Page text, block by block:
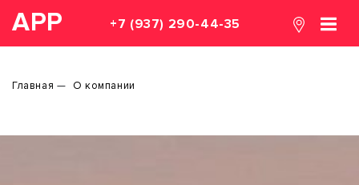
АРР +7 (937) 290-44-35
Главная О компании